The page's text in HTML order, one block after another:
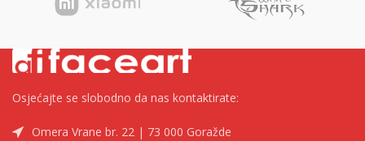
Osjećajte se slobodno da nas kontaktirate:
Omera Vrane br. 22 | 73 000 Goražde